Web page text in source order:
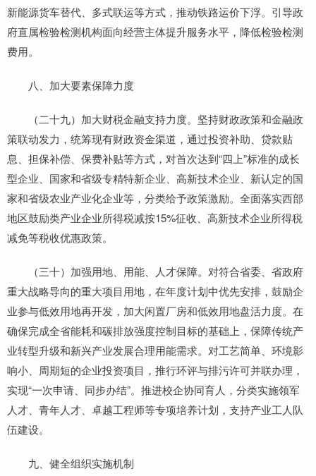
新能源货车替代、多式联运等方式，推动铁路运价下浮。引导政
府直属检验检测机构面向经营主体提升服务水平，降低检验检测
费用。
八、加大要素保障力度
（二十九）加大财税金融支持力度。坚持财政政策和金融政
策联动发力，统筹现有财政资金渠道，通过投资补助、贷款贴
息、担保补偿、保费补贴等方式，对首次达到“四上”标准的成长
型企业、国家和省级专精特新企业、高新技术企业、新认定的国
家和省级农业产业化企业等，分类给予政策激励。全面落实西部
地区鼓励类产业企业所得税减按15%征收、高新技术企业所得税
减免等税收优惠政策。
（三十）加强用地、用能、人才保障。对符合省委、省政府
重大战略导向的重大项目用地，在年度计划中优先安排，鼓励企
业参与低效用地再开发，加大闲置厂房和低效用地盘活力度。在
确保完成全省能耗和碳排放强度控制目标的基础上，保障传统产
业转型升级和新兴产业发展合理用能需求。对工艺简单、环境影
响小、周期短的企业投资项目，推行环评与排污许可并联办理，
实现“一次申请、同步办结”。推进校企协同育人，分类实施领军
人才、青年人才、卓越工程师等专项培养计划，支持产业工人队
伍建设。
九、健全组织实施机制